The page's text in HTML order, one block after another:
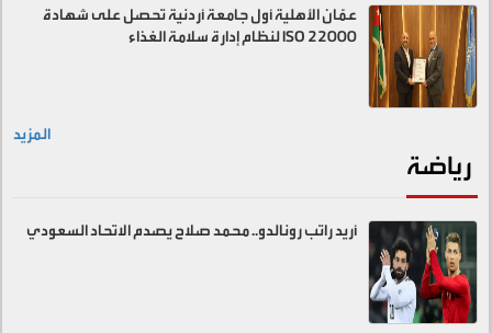
عمّان الأهلية أول جامعة أردنية تحصل على شهادة
ISO 22000 لنظام إدارة سلامة الغذاء
المزيد
رياضة
أريد راتب رونالدو.. محمد صلاح يصدم الاتحاد السعودي